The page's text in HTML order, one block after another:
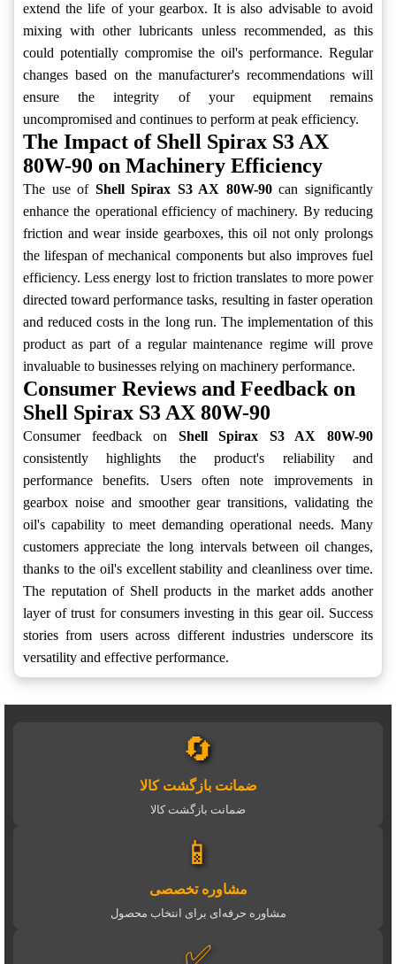
extend the life of your gearbox. It is also advisable to avoid
mixing with other lubricants unless recommended, as this
could potentially compromise the oil's performance. Regular
changes based on the manufacturer's recommendations will
ensure the integrity of your equipment remains
uncompromised and continues to perform at peak efficiency.
The Impact of Shell Spirax S3 AX
80W-90 on Machinery Efficiency
The use of Shell Spirax S3 AX 80W-90can significantly
enhance the operational efficiency of machinery. By reducing
friction and wear inside gearboxes, this oil not only prolongs
the lifespan of mechanical components but also improves fuel
efficiency. Less energy lost to friction translates to more power
directed toward performance tasks, resulting in faster operation
and reduced costs in the long run. The implementation of this
product as part of a regular maintenance regime will prove
invaluable to businesses relying on machinery performance.
Consumer Reviews and Feedback on
Shell Spirax S3 AX 80W-90
Consumer feedback on Shell Spirax S3 AX 80W-90
consistently highlights the product's reliability and
performance benefits. Users often note improvements in
gearbox noise and smoother gear transitions, validating the
oil's capability to meet demanding operational needs. Many
customers appreciate the long intervals between oil changes,
thanks to the oil's excellent stability and cleanliness over time.
The reputation of Shell products in the market adds another
layer of trust for consumers investing in this gear oil. Success
stories from users across different industries underscore its
versatility and effective performance.
🔄
ضمانت بازگشت کالا
ضمانت بازگشت کالا
📱
مشاوره تخصصی
مشاوره حرفه‌ای برای انتخاب محصول